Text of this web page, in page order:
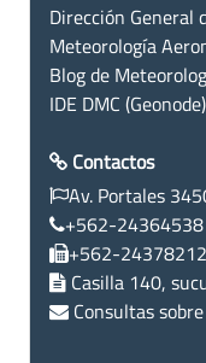
Dirección General
Meteorología
Blog de
IDE DMC (Geonode)
Contactos
Av. Portales
+562-24364538
+562-24378212
Casilla 140,
Consultas